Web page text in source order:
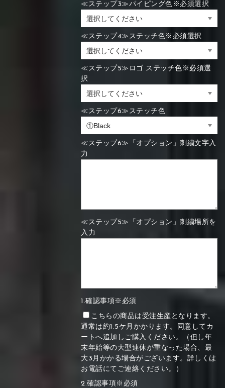
≪ステップ3≫パイピング色※必須選択
≪ステップ4≫ステッチ色※必須選択
≪ステップ5≫ロゴ ステッチ色※必須選
択
≪ステップ6≫ステッチ色
≪ステップ6≫「オプション」刺繍文字入
力
≪ステップ5≫「オプション」刺繍場所を
入力
1.確認事項※必須
こちらの商品は受注生産となります。
通常は約1.5ケ月かかります。同意してカ
ートへ追加しご購入ください。（但し年
末年始等の大型連休が重なった場合、最
大3月かかる場合がございます。詳しくは
お電話にてご連絡ください。）
2.確認事項※必須